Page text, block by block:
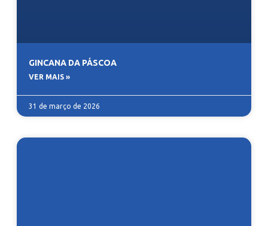
GINCANA DA PÁSCOA
VER MAIS »
31 de março de 2026